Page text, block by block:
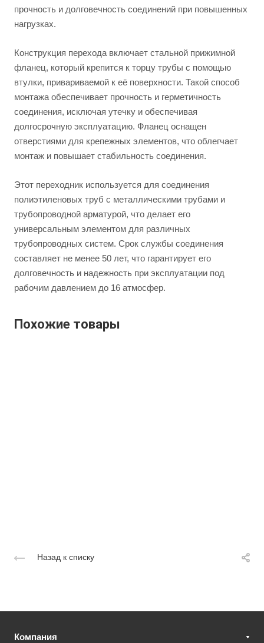
прочность и долговечность соединений при повышенных
нагрузках.
Конструкция перехода включает стальной прижимной
фланец, который крепится к торцу трубы с помощью
втулки, привариваемой к её поверхности. Такой способ
монтажа обеспечивает прочность и герметичность
соединения, исключая утечку и обеспечивая
долгосрочную эксплуатацию. Фланец оснащен
отверстиями для крепежных элементов, что облегчает
монтаж и повышает стабильность соединения.
Этот переходник используется для соединения
полиэтиленовых труб с металлическими трубами и
трубопроводной арматурой, что делает его
универсальным элементом для различных
трубопроводных систем. Срок службы соединения
составляет не менее 50 лет, что гарантирует его
долговечность и надежность при эксплуатации под
рабочим давлением до 16 атмосфер.
Похожие товары
Назад к списку
Компания